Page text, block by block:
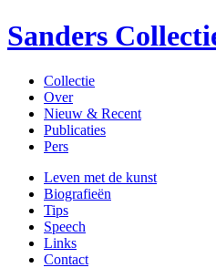
Sanders
Collectie
Over
Nieuw & Recent
Publicaties
Pers
Leven met de kunst
Biografieën
Tips
Speech
Links
Contact